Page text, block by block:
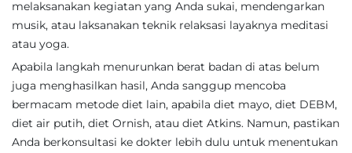
melaksanakan kegiatan yang Anda sukai, mendengarkan
musik, atau laksanakan teknik relaksasi layaknya meditasi
atau yoga.
Apabila langkah menurunkan berat badan di atas belum
juga menghasilkan hasil, Anda sanggup mencoba
bermacam metode diet lain, apabila diet mayo, diet DEBM,
diet air putih, diet Ornish, atau diet Atkins. Namun, pastikan
Anda berkonsultasi ke dokter lebih dulu untuk menentukan